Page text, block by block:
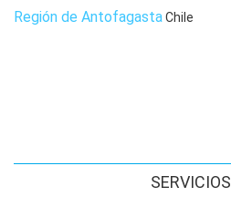
Región de AntofagastaChile
SERVICIOS